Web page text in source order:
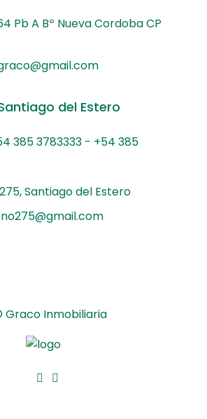
Pb A Bº Nueva Cordoba CP
del Estero
385 3783333 - +54 385
Santiago del Estero
Graco Inmobiliaria